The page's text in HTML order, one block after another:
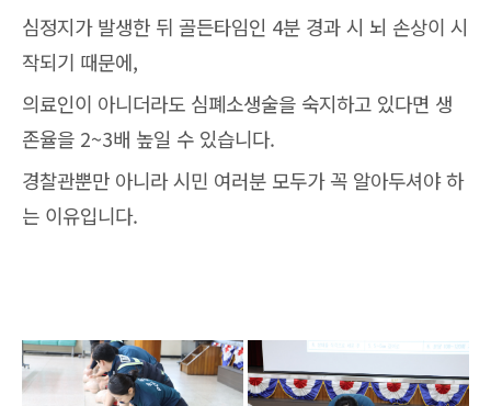
심정지가 발생한 뒤 골든타임인 4분 경과 시 뇌 손상이 시
작되기 때문에,
의료인이 아니더라도 심폐소생술을 숙지하고 있다면 생
존율을 2~3배 높일 수 있습니다.
경찰관뿐만 아니라 시민 여러분 모두가 꼭 알아두셔야 하
는 이유입니다.